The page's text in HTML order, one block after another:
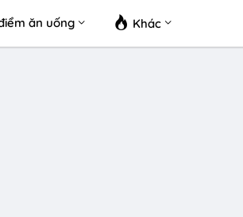
ăn uống Khác